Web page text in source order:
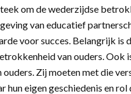
om de wederzijdse
van educatief
voor succes. Belangrijk is
van ouders. Ook
Zij moeten met die
eigen geschiedenis en rol